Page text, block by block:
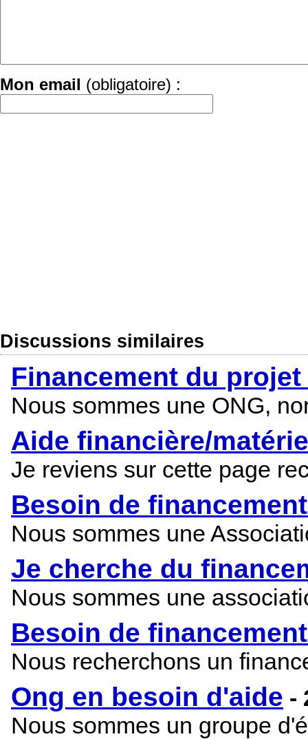
Mon email (obligatoire) :
Discussions similaires
Financement du
Nous sommes une ONG,
Aide financière/
Je reviens sur cette page
Besoin de
Nous sommes une
Je cherche du
Nous sommes une
Besoin de
Nous recherchons un
Ong en besoin d'aide -
Nous sommes un groupe